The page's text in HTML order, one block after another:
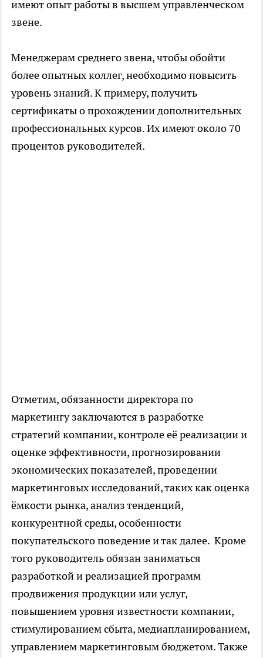
имеют опыт работы в высшем управленческом
звене.
Менеджерам среднего звена, чтобы обойти
более опытных коллег, необходимо повысить
уровень знаний. К примеру, получить
сертификаты о прохождении дополнительных
профессиональных курсов. Их имеют около 70
процентов руководителей.
Отметим, обязанности директора по
маркетингу заключаются в разработке
стратегий компании, контроле её реализации и
оценке эффективности, прогнозировании
экономических показателей, проведении
маркетинговых исследований, таких как оценка
ёмкости рынка, анализ тенденций,
конкурентной среды, особенности
покупательского поведение и так далее. Кроме
того руководитель обязан заниматься
разработкой и реализацией программ
продвижения продукции или услуг,
повышением уровня известности компании,
стимулированием сбыта, медиапланированием,
управлением маркетинговым бюджетом. Также